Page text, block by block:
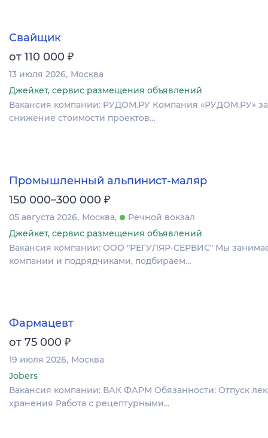
Свайщик
от 110 000 ₽
13 июля 2026 Москва
Джейкет, сервис размещения объявлений
Вакансия компании: РУДОМ.РУ Компания «РУДОМ.РУ»
снижение стоимости проектов…
Промышленный альпинист-маляр
150 000–300 000 ₽
05 августа 2026 Москва
Речной вокзал
Джейкет, сервис размещения объявлений
Вакансия компании: ООО "РЕГУЛЯР-СЕРВИС" Мы
компании и подрядчиками, подбираем…
Фармацевт
от 75 000 ₽
19 июля 2026 Москва
Jobers
Вакансия компании: ВАК ФАРМ Обязанности: Отпуск
хранения Работа с рецептурными…